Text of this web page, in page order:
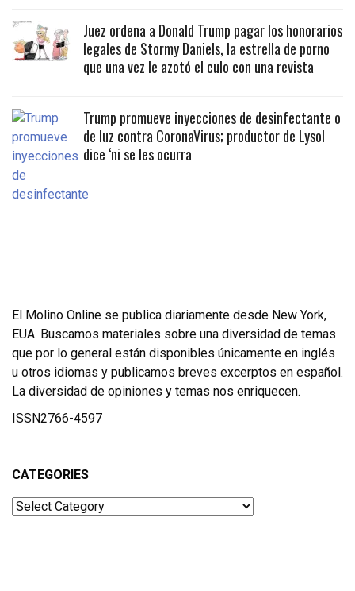
Juez ordena a Donald Trump pagar los honorarios
legales de Stormy Daniels, la estrella de porno
que una vez le azotó el culo con una revista
Trump promueve inyecciones de desinfectante o
de luz contra CoronaVirus; productor de Lysol
dice ‘ni se les ocurra
El Molino Online se publica diariamente desde New York,
EUA. Buscamos materiales sobre una diversidad de temas
que por lo general están disponibles únicamente en inglés
u otros idiomas y publicamos breves excerptos en español.
La diversidad de opiniones y temas nos enriquecen.
ISSN2766-4597
CATEGORIES
Categories